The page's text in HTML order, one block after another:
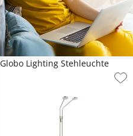
Globo Lighting Stehleuchte